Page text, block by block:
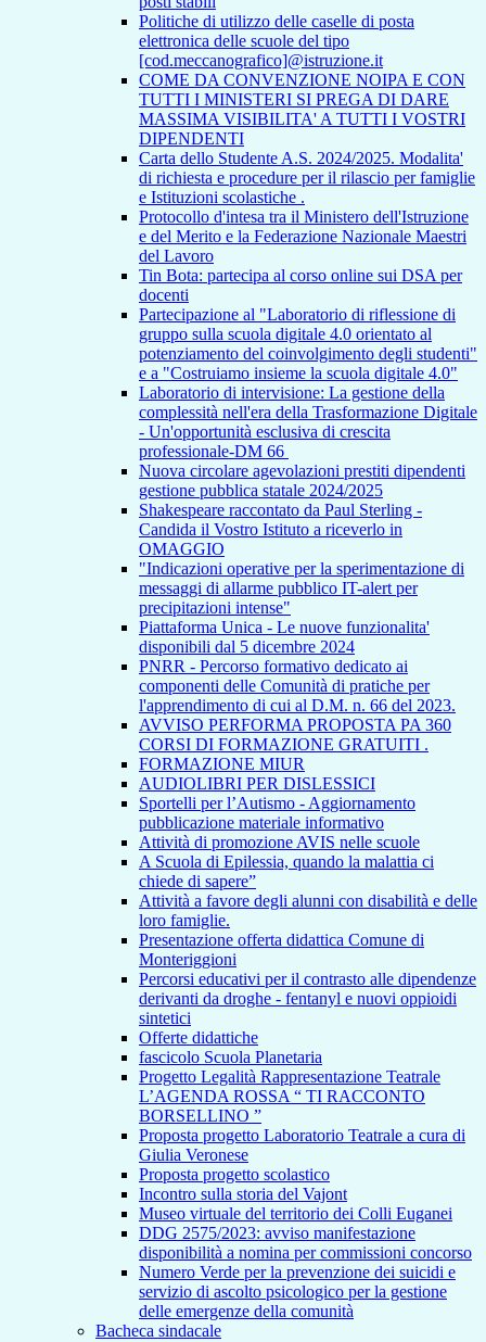
Politiche di utilizzo delle caselle di posta
elettronica delle scuole del tipo
[cod.meccanografico]@istruzione.it
COME DA CONVENZIONE NOIPA E CON
TUTTI I MINISTERI SI PREGA DI DARE
MASSIMA VISIBILITA' A TUTTI I VOSTRI
DIPENDENTI
Carta dello Studente A.S. 2024/2025. Modalita'
di richiesta e procedure per il rilascio per famiglie
e Istituzioni scolastiche .
Protocollo d'intesa tra il Ministero dell'Istruzione
e del Merito e la Federazione Nazionale Maestri
del Lavoro
Tin Bota: partecipa al corso online sui DSA per
docenti
Partecipazione al "Laboratorio di riflessione di
gruppo sulla scuola digitale 4.0 orientato al
potenziamento del coinvolgimento degli studenti"
e a "Costruiamo insieme la scuola digitale 4.0"
Laboratorio di intervisione: La gestione della
complessità nell'era della Trasformazione Digitale
- Un'opportunità esclusiva di crescita
professionale-DM 66
Nuova circolare agevolazioni prestiti dipendenti
gestione pubblica statale 2024/2025
Shakespeare raccontato da Paul Sterling -
Candida il Vostro Istituto a riceverlo in
OMAGGIO
"Indicazioni operative per la sperimentazione di
messaggi di allarme pubblico IT-alert per
precipitazioni intense"
Piattaforma Unica - Le nuove funzionalita'
disponibili dal 5 dicembre 2024
PNRR - Percorso formativo dedicato ai
componenti delle Comunità di pratiche per
l'apprendimento di cui al D.M. n. 66 del 2023.
AVVISO PERFORMA PROPOSTA PA 360
CORSI DI FORMAZIONE GRATUITI .
FORMAZIONE MIUR
AUDIOLIBRI PER DISLESSICI
Sportelli per l’Autismo - Aggiornamento
pubblicazione materiale informativo
Attività di promozione AVIS nelle scuole
A Scuola di Epilessia, quando la malattia ci
chiede di sapere”
Attività a favore degli alunni con disabilità e delle
loro famiglie.
Presentazione offerta didattica Comune di
Monteriggioni
Percorsi educativi per il contrasto alle dipendenze
derivanti da droghe - fentanyl e nuovi oppioidi
sintetici
Offerte didattiche
fascicolo Scuola Planetaria
Progetto Legalità Rappresentazione Teatrale
L’AGENDA ROSSA “ TI RACCONTO
BORSELLINO ”
Proposta progetto Laboratorio Teatrale a cura di
Giulia Veronese
Proposta progetto scolastico
Incontro sulla storia del Vajont
Museo virtuale del territorio dei Colli Euganei
DDG 2575/2023: avviso manifestazione
disponibilità a nomina per commissioni concorso
Numero Verde per la prevenzione dei suicidi e
servizio di ascolto psicologico per la gestione
delle emergenze della comunità
Bacheca sindacale